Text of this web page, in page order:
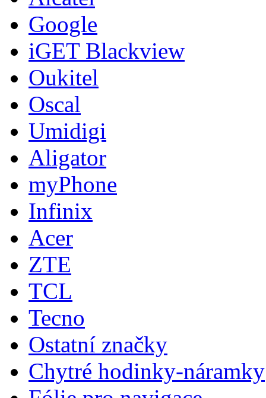
Google
iGET Blackview
Oukitel
Oscal
Umidigi
Aligator
myPhone
Infinix
Acer
ZTE
TCL
Tecno
Ostatní značky
Chytré hodinky-náramky